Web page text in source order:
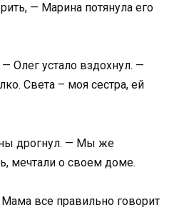
— Марина потянула его
Олег устало вздохнул. —
Света – моя сестра, ей
дрогнул. — Мы же
мечтали о своем доме.
все правильно говорит